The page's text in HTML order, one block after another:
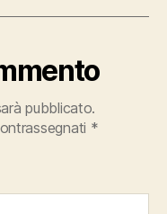
pubblicato.
*